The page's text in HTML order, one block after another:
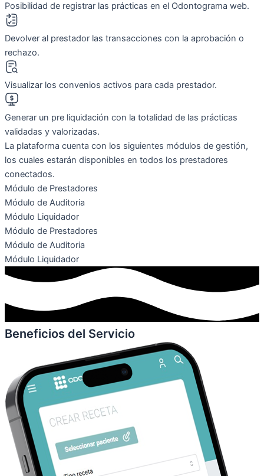
Posibilidad de registrar las prácticas en el Odontograma web.
Devolver al prestador las transacciones con la aprobación o
rechazo.
Visualizar los convenios activos para cada prestador.
Generar un pre liquidación con la totalidad de las prácticas
validadas y valorizadas.
La plataforma cuenta con los siguientes módulos de gestión,
los cuales estarán disponibles en todos los prestadores
conectados.
Módulo de Prestadores
Módulo de Auditoria
Módulo Liquidador
Módulo de Prestadores
Módulo de Auditoria
Módulo Liquidador
Beneficios del Servicio